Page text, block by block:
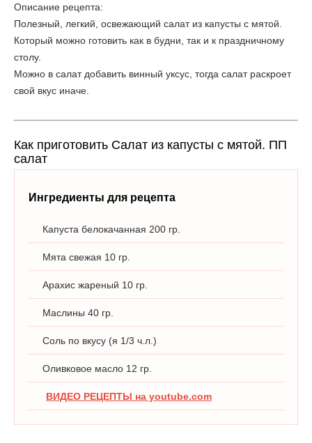
Описание рецепта:
Полезный, легкий, освежающий салат из капусты с мятой.
Который можно готовить как в будни, так и к праздничному
столу.
Можно в салат добавить винный уксус, тогда салат раскроет
свой вкус иначе.
Как приготовить Салат из капусты с мятой. ПП
салат
Ингредиенты для рецепта
Капуста белокачанная 200 гр.
Мята свежая 10 гр.
Арахис жареный 10 гр.
Маслины 40 гр.
Соль по вкусу (я 1/3 ч.л.)
Оливковое масло 12 гр.
ВИДЕО РЕЦЕПТЫ на youtube.com